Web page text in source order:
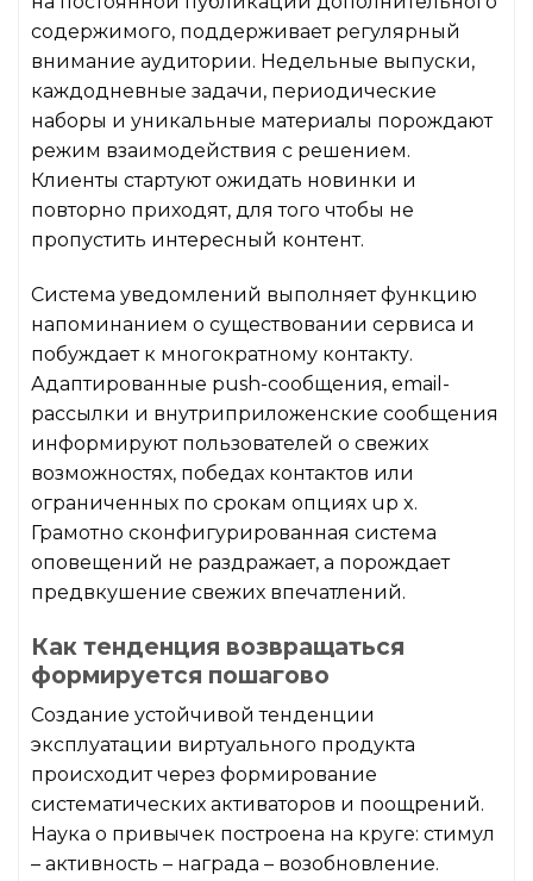
содержимого, поддерживает регулярный
внимание аудитории. Недельные выпуски,
каждодневные задачи, периодические
наборы и уникальные материалы порождают
режим взаимодействия с решением.
Клиенты стартуют ожидать новинки и
повторно приходят, для того чтобы не
пропустить интересный контент.
Система уведомлений выполняет функцию
напоминанием о существовании сервиса и
побуждает к многократному контакту.
Адаптированные push-сообщения, email-
рассылки и внутриприложенские сообщения
информируют пользователей о свежих
возможностях, победах контактов или
ограниченных по срокам опциях up x.
Грамотно сконфигурированная система
оповещений не раздражает, а порождает
предвкушение свежих впечатлений.
Как тенденция возвращаться
формируется пошагово
Создание устойчивой тенденции
эксплуатации виртуального продукта
происходит через формирование
систематических активаторов и поощрений.
Наука о привычек построена на круге: стимул
– активность – награда – возобновление.